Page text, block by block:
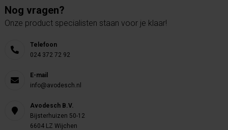
Nog vragen?
Onze product specialisten staan voor je klaar!
Telefoon
024 372 72 92
E-mail
info@avodesch.nl
Avodesch B.V.
Bijsterhuizen 50-12
6604 LZ Wijchen